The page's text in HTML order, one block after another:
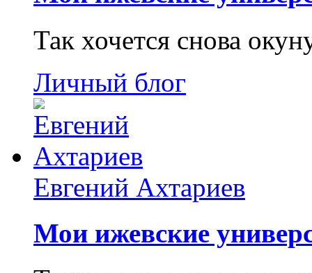
Так хочется снова
Личный блог
Евгений Ахтариев
Мои ижевские